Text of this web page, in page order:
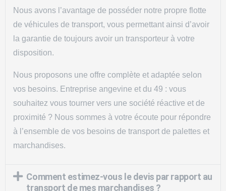
Nous avons l’avantage de posséder notre propre flotte
de véhicules de transport, vous permettant ainsi d’avoir
la garantie de toujours avoir un transporteur à votre
disposition.
Nous proposons une offre complète et adaptée selon
vos besoins. Entreprise angevine et du 49 : vous
souhaitez vous tourner vers une société réactive et de
proximité ? Nous sommes à votre écoute pour répondre
à l’ensemble de vos besoins de transport de palettes et
marchandises.
Comment estimez-vous le devis par rapport au
transport de mes marchandises ?